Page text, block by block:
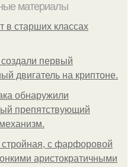
материалы
в старших классах
первый
двигатель на криптоне.
обнаружили
препятствующий
с фарфоровой
аристократичными